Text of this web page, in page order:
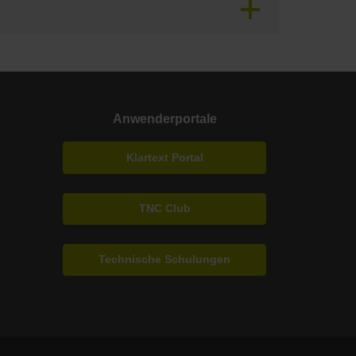
Anwenderportale
Klartext Portal
TNC Club
Technische Schulungen